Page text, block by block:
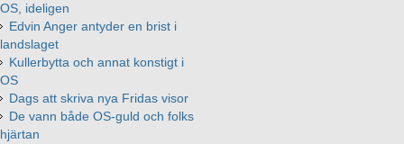
OS, ideligen
Edvin Anger antyder en brist i
landslaget
Kullerbytta och annat konstigt i
OS
Dags att skriva nya Fridas visor
De vann både OS-guld och folks
hjärtan